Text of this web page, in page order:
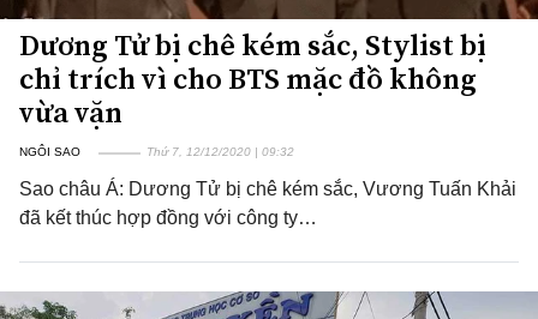
Dương Tử bị chê kém sắc, Stylist bị
chỉ trích vì cho BTS mặc đồ không
vừa vặn
NGÔI SAO Thứ 7, 12/12/2020 | 09:32
Sao châu Á: Dương Tử bị chê kém sắc, Vương Tuấn Khải
đã kết thúc hợp đồng với công ty…